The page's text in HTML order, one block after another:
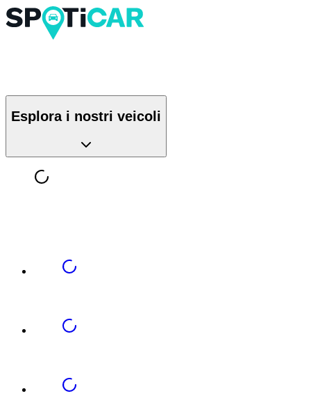
Esplora i nostri veicoli